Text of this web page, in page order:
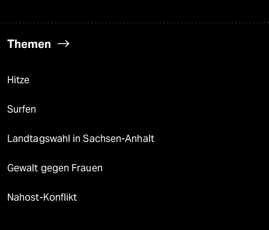
Themen
Hitze
Surfen
Landtagswahl in Sachsen-Anhalt
Gewalt gegen Frauen
Nahost-Konflikt